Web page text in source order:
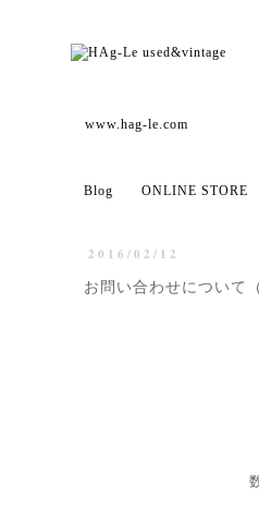
www.hag-le.com
Blog ONLINE STORE
2016/02/12
お問い合わせについて